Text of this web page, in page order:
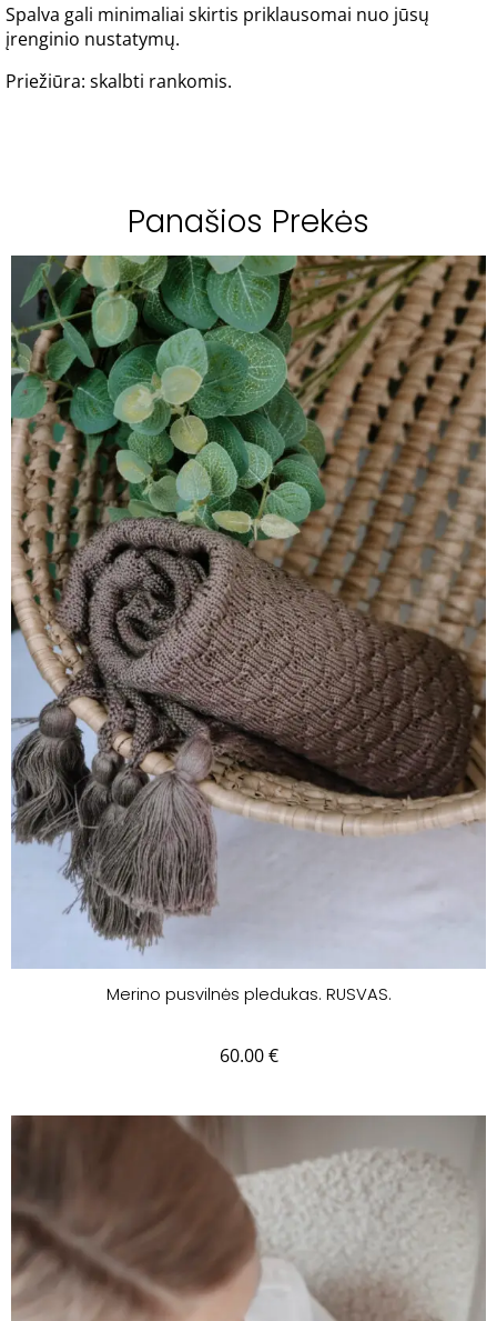
Spalva gali minimaliai skirtis priklausomai nuo jūsų
įrenginio nustatymų.
Priežiūra: skalbti rankomis.
Panašios Prekės
Merino pusvilnės pledukas. RUSVAS.
60.00€